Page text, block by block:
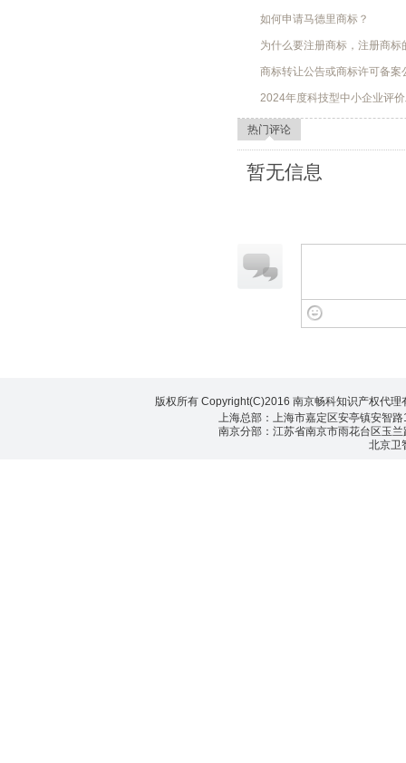
如何申请马德里商标？
为什么要注册商标，注册商标
商标转让公告或商标许可备
2024年度科技型中小企业评
热门评论
暂无信息
版权所有 Copyright(C)2016 南京畅科知识产权代
上海总部：上海市嘉定区安亭镇安智
南京分部：江苏省南京市雨花台区玉
北京卫智畅